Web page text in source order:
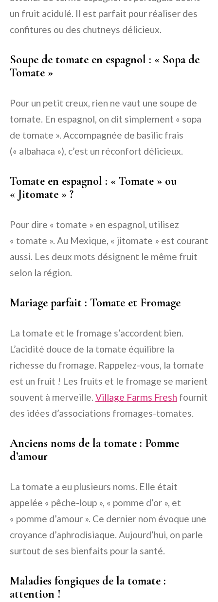
un fruit acidulé. Il est parfait pour réaliser des
confitures ou des chutneys délicieux.
Soupe de tomate en espagnol : « Sopa de
Tomate »
Pour un petit creux, rien ne vaut une soupe de
tomate. En espagnol, on dit simplement « sopa
de tomate ». Accompagnée de basilic frais
(« albahaca »), c’est un réconfort délicieux.
Tomate en espagnol : « Tomate » ou
« Jitomate » ?
Pour dire « tomate » en espagnol, utilisez
« tomate ». Au Mexique, « jitomate » est courant
aussi. Les deux mots désignent le même fruit
selon la région.
Mariage parfait : Tomate et Fromage
La tomate et le fromage s’accordent bien.
L’acidité douce de la tomate équilibre la
richesse du fromage. Rappelez-vous, la tomate
est un fruit ! Les fruits et le fromage se marient
souvent à merveille. Village Farms Fresh fournit
des idées d’associations fromages-tomates.
Anciens noms de la tomate : Pomme
d’amour
La tomate a eu plusieurs noms. Elle était
appelée « pêche-loup », « pomme d’or », et
« pomme d’amour ». Ce dernier nom évoque une
croyance d’aphrodisiaque. Aujourd’hui, on parle
surtout de ses bienfaits pour la santé.
Maladies fongiques de la tomate :
attention !